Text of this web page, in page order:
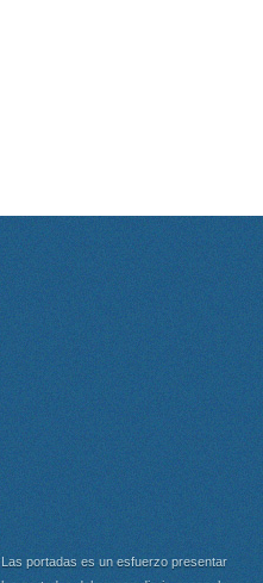
Las portadas es un esfuerzo presentar